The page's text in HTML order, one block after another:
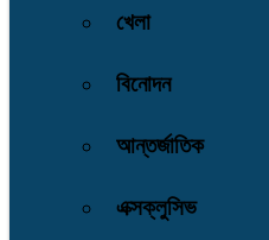
খেলা
বিনোদন
আন্তর্জাতিক
এক্সক্লুসিভ